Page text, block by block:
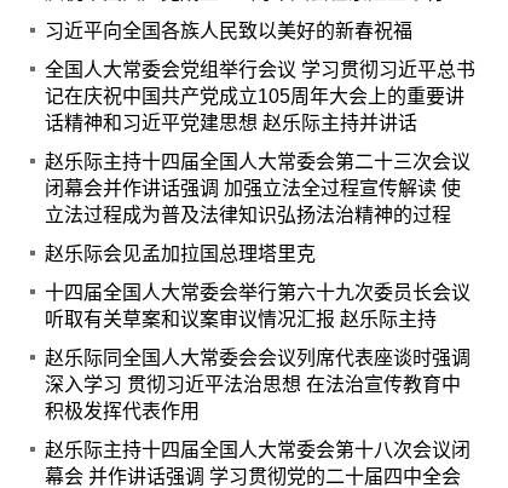
习近平向全国各族人民致以美好的新春祝福
全国人大常委会党组举行会议 学习贯彻习近平总书
记在庆祝中国共产党成立105周年大会上的重要讲
话精神和习近平党建思想 赵乐际主持并讲话
赵乐际主持十四届全国人大常委会第二十三次会议
闭幕会并作讲话强调 加强立法全过程宣传解读 使
立法过程成为普及法律知识弘扬法治精神的过程
赵乐际会见孟加拉国总理塔里克
十四届全国人大常委会举行第六十九次委员长会议
听取有关草案和议案审议情况汇报 赵乐际主持
赵乐际同全国人大常委会会议列席代表座谈时强调
深入学习 贯彻习近平法治思想 在法治宣传教育中
积极发挥代表作用
赵乐际主持十四届全国人大常委会第十八次会议闭
幕会 并作讲话强调 学习贯彻党的二十届四中全会